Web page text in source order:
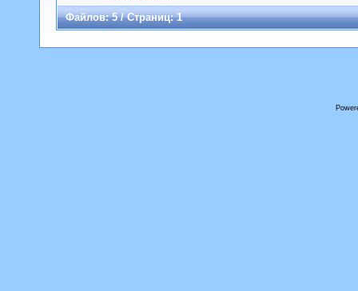
Файлов: 5 / Страниц: 1